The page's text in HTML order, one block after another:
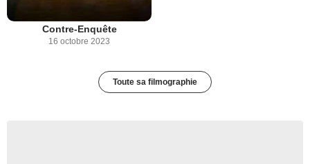
Contre-Enquête
16 octobre 2023
Toute sa filmographie